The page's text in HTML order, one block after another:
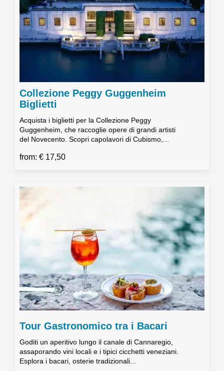
Collezione Peggy Guggenheim
Biglietti
Acquista i biglietti per la Collezione Peggy
Guggenheim, che raccoglie opere di grandi artisti
del Novecento. Scopri capolavori di Cubismo,...
from: € 17,50
Tour Gastronomico tra i Bacari
Goditi un aperitivo lungo il canale di Cannaregio,
assaporando vini locali e i tipici cicchetti veneziani.
Esplora i bacari, osterie tradizionali...